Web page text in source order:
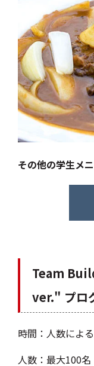
その他の学生メ
Team
ver." プロ
時間：人数による
人数：最大100名